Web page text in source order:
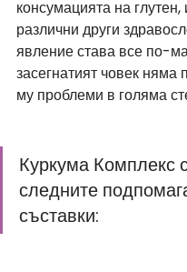
консумацията на
различни други
явление става все по-
засегнатият човек няма
му проблеми в голяма
Куркума Комплекс
следните
съставки: